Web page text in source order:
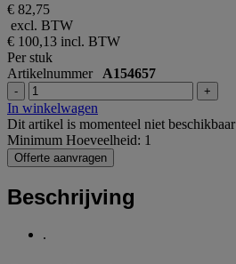
€ 82,75
excl. BTW
€ 100,13 incl. BTW
Per stuk
Artikelnummer A154657
- +
In winkelwagen
Dit artikel is momenteel niet beschikbaar
Minimum Hoeveelheid: 1
Offerte aanvragen
Beschrijving
.